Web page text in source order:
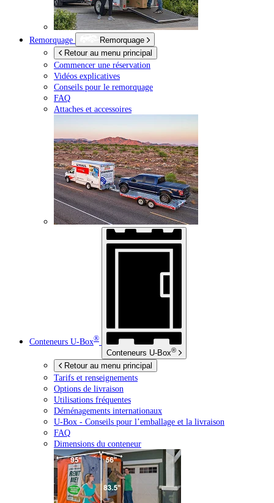
Remorquage
Remorquage
Retour au menu principal
Commencer une réservation
Vidéos explicatives
Conseils pour le remorquage
FAQ
Attaches et accessoires
Conteneurs U-Box®
Conteneurs U-Box®
Retour au menu principal
Tarifs et renseignements
Options de livraison
Utilisations fréquentes
Déménagements internationaux
U-Box - Conseils pour l’emballage et la livraison
FAQ
Dimensions du conteneur